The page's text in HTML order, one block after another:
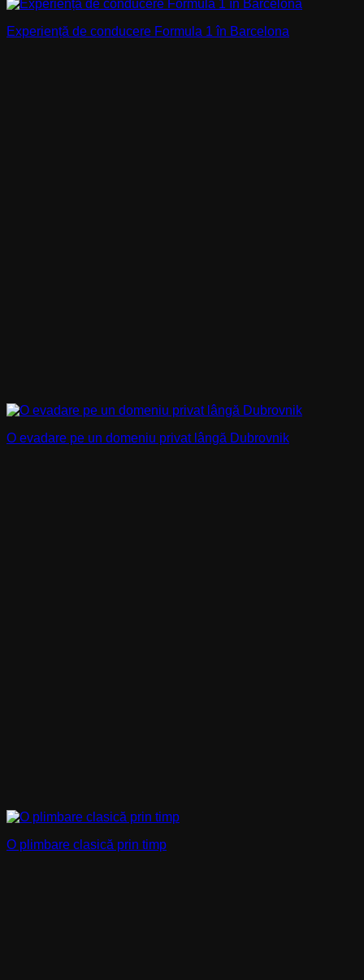
Experiență de conducere Formula 1 în Barcelona
O evadare pe un domeniu privat lângă Dubrovnik
O plimbare clasică prin timp